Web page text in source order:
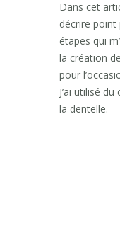
Dans cet
décrire
étapes qui
la création
pour
J’ai utilisé
la dentelle.